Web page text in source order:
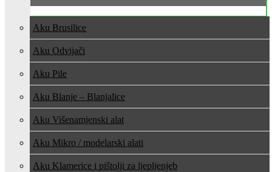
Aku Brusilice
Aku Odvijači
Aku Pile
Aku Blanje – Blanjalice
Aku Višenamjenski alat
Aku Mikro / modelarski alati
Aku Klamerice i pištolji za ljepljenje